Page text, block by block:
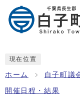
現在位置
ホーム 白子町議
開催日程・結果